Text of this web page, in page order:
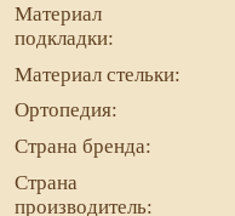
Материал
подкладки:
Материал стельки:
Ортопедия:
Страна бренда:
Страна
производитель: